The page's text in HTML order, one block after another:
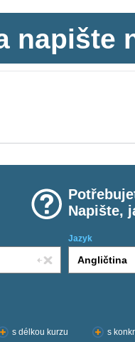
napište
Napište,
Jazyk
s délkou kurzu s